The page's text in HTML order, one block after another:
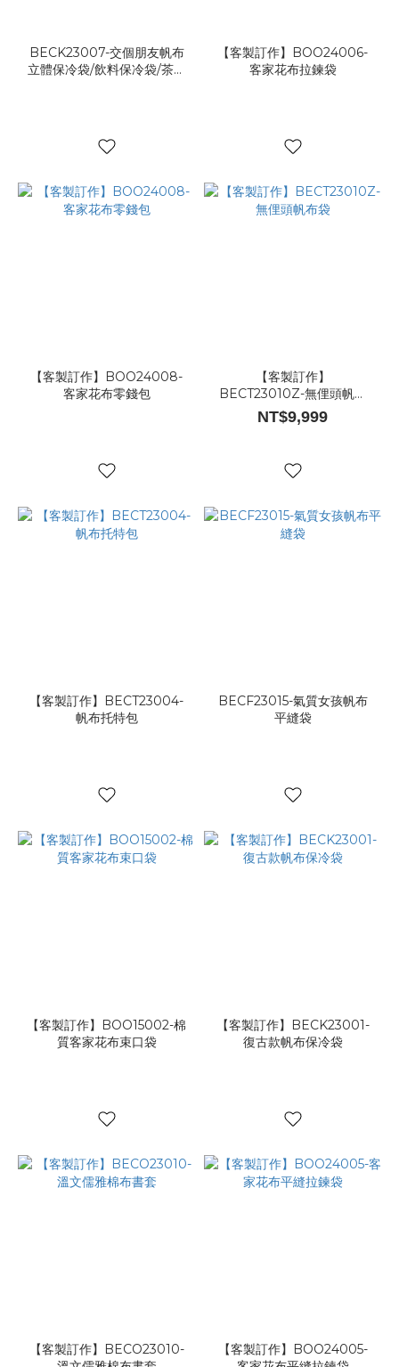
BECK23007-交個朋友帆布
立體保冷袋/飲料保冷袋/茶湯
【客製訂作】BOO24006-
客家花布拉鍊袋
【客製訂作】BOO24008-
客家花布零錢包
【客製訂作】
BECT23010Z-無俚頭帆布
袋
NT$9,999
【客製訂作】BECT23004-
帆布托特包
BECF23015-氣質女孩帆布
平縫袋
【客製訂作】BOO15002-棉
質客家花布束口袋
【客製訂作】BECK23001-
復古款帆布保冷袋
【客製訂作】BECO23010-
【客製訂作】BOO24005-